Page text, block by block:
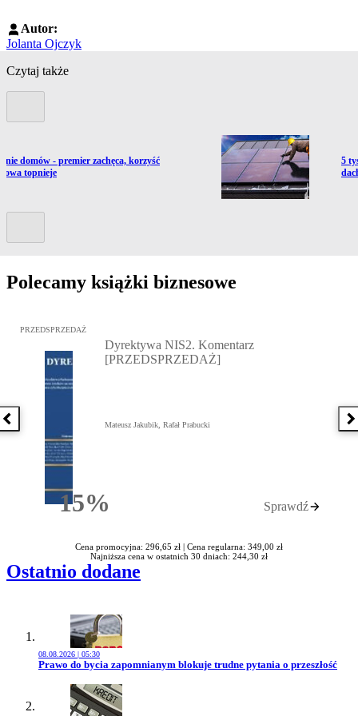
Autor:
Jolanta Ojczyk
Czytaj także
do artykułu:
domów - premier zachęca, korzyść
topnieje
5
Polecamy książki biznesowe
Poprzednia książka
Przejdź do: Dyrektywa NIS2. Komentarz [PRZEDSPRZEDAŻ],
PRZEDSPRZEDAŻ
15%Rabatu
Dyrektywa NIS2. Komentarz
[PRZEDSPRZEDAŻ]
Mateusz Jakubik, Rafał Prabucki
Sprawdź
Cena promocyjna: 296,65 zł | Cena regularna: 349,00 zł
Najniższa cena w ostatnich 30 dniach: 244,30 zł
Ostatnio dodane
08.08.2026 | 05:30
Przejdź do artykułu:
Prawo do bycia zapomnianym blokuje trudne pytania o przeszłość